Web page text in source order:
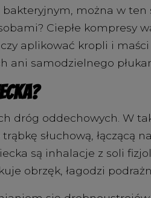
można w ten
Ciepłe kompresy
aplikować kropli i
ani samodzielnego
dróg oddechowych. W
słuchową, łączącą
są inhalacje z soli
obrzęk, łagodzi